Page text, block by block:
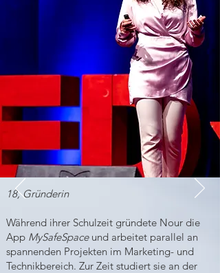
18, Gründerin
Während ihrer Schulzeit gründete Nour die
App MySafeSpaceund arbeitet parallel an
spannenden Projekten im Marketing- und
Technikbereich. Zur Zeit studiert sie an der